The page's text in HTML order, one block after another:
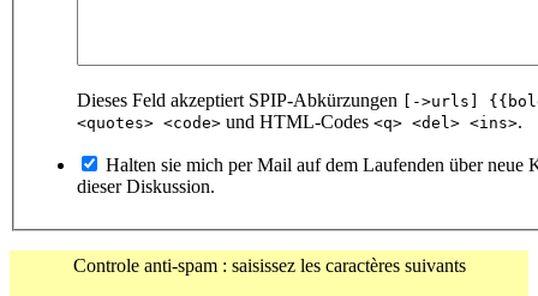
Dieses Feld akzeptiert SPIP-Abkürzungen
[->urls]
<quotes> <code> und HTML-Codes <q> <del> <ins>.
Halten sie mich per Mail auf dem Laufenden über neue
dieser Diskussion.
Controle anti-spam : saisissez les caractères suivants